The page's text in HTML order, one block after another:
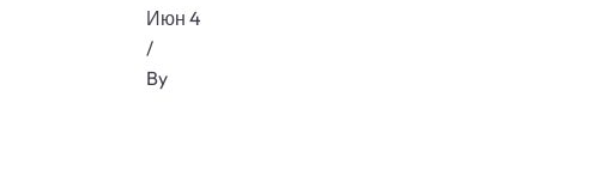
Июн 4
/
By